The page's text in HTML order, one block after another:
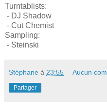
Turntablists:
- DJ Shadow
- Cut Chemist
Sampling:
- Steinski
Stéphane à 23:55 Aucun
Partager